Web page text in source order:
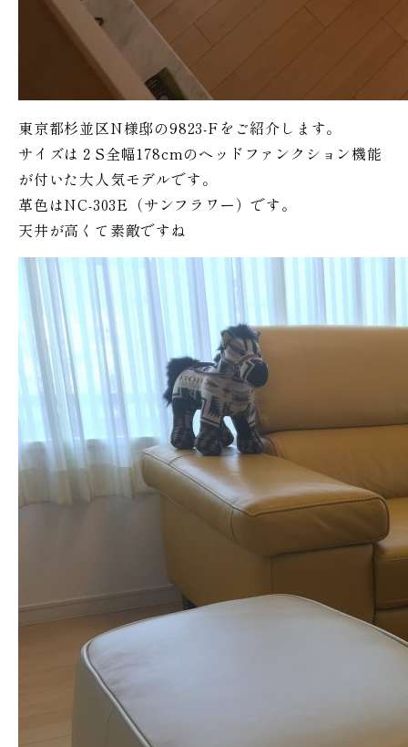
東京都杉並区N様邸の9823-Fをご紹介します。
サイズは２S全幅178cmのヘッドファンクション機能
が付いた大人気モデルです。
革色はNC-303E（サンフラワー）です。
天井が高くて素敵ですね